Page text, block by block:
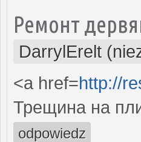
Ремонт
DarrylErelt
<a href=http://
Трещина на
odpowiedz